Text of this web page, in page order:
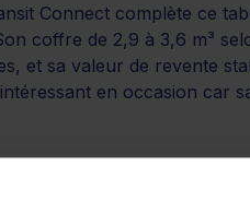
Connect complète ce
coffre de 2,9 à 3,6 m³
et sa valeur de revente
en occasion car